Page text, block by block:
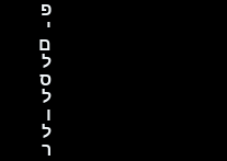
פ
י
ם
ל
ס
ל
ו
ל
ר